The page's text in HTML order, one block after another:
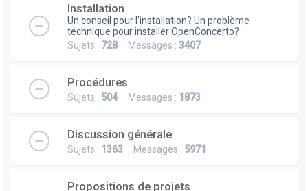
Installation
Un conseil pour l'installation? Un problème
technique pour installer OpenConcerto?
Sujets : 728 Messages : 3407
Procédures
Sujets : 504Messages : 1873
Discussion générale
Sujets : 1363 Messages : 5971
Propositions de projets